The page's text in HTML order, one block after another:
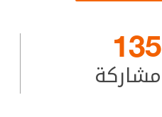
135
مشاركة